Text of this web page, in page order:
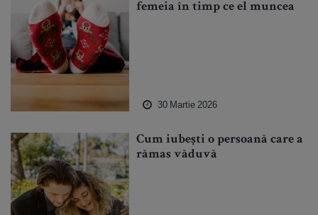
femeia în timp ce el muncea
30 Martie 2026
Cum iubești o persoană care a
rămas văduvă